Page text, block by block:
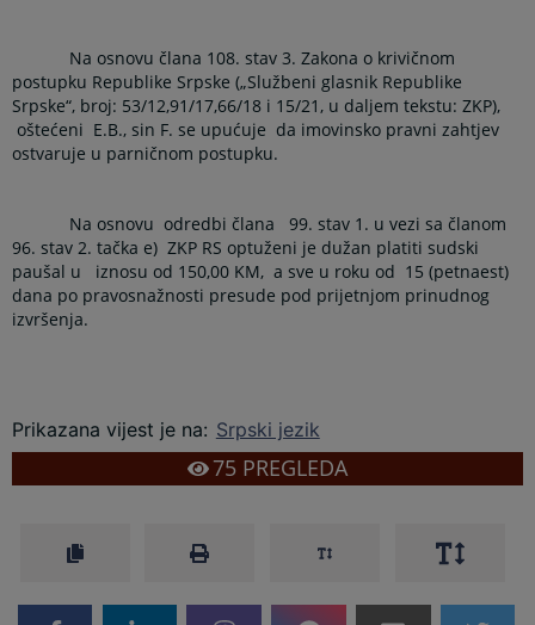
Na osnovu člana 108. stav 3. Zakona o krivičnom
postupku Republike Srpske („Službeni glasnik Republike
Srpske“, broj: 53/12,91/17,66/18 i 15/21, u daljem tekstu: ZKP),
oštećeni E.B., sin F. se upućuje da imovinsko pravni zahtjev
ostvaruje u parničnom postupku.
Na osnovu odredbi člana
99. stav 1. u vezi sa članom
96. stav 2. tačka e) ZKP RS optuženi je dužan platiti sudski
paušal u
iznosu od 150,00 KM, a sve u roku od 15 (petnaest)
dana po pravosnažnosti presude pod prijetnjom prinudnog
izvršenja.
Prikazana vijest je na: Srpski jezik
75 PREGLEDA